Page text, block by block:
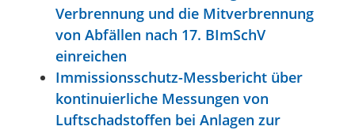
Verbrennung und die Mitverbrennung
von Abfällen nach 17. BImSchV
einreichen
Immissionsschutz-Messbericht über
kontinuierliche Messungen von
Luftschadstoffen bei Anlagen zur